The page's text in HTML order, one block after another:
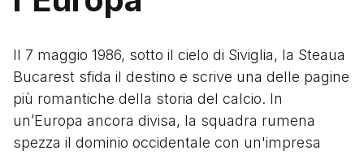
Il 7 maggio 1986, sotto il cielo di Siviglia, la Steaua
Bucarest sfida il destino e scrive una delle pagine
più romantiche della storia del calcio. In
un’Europa ancora divisa, la squadra rumena
spezza il dominio occidentale con un'impresa